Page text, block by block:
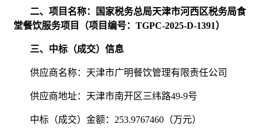
二、项目名称：国家税务总局天津市河西区税务局食
堂餐饮服务项目（项目编号：TGPC-2025-D-1391）
三、中标（成交）信息
供应商名称：天津市广明餐饮管理有限责任公司
供应商地址：天津市南开区三纬路49-9号
中标（成交）金额：253.9767460（万元）